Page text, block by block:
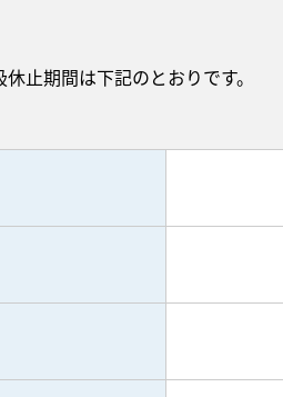
止期間は下記のとおりです。